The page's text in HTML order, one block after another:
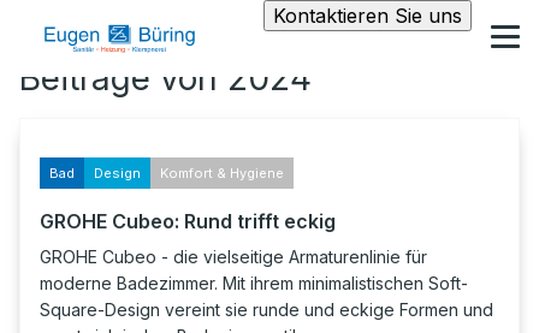
Kontaktieren Sie uns
Beiträge von 2024
Bad Design Komfort & Hygiene
GROHE Cubeo: Rund trifft eckig
GROHE Cubeo - die vielseitige Armaturenlinie für
moderne Badezimmer. Mit ihrem minimalistischen Soft-
Square-Design vereint sie runde und eckige Formen und